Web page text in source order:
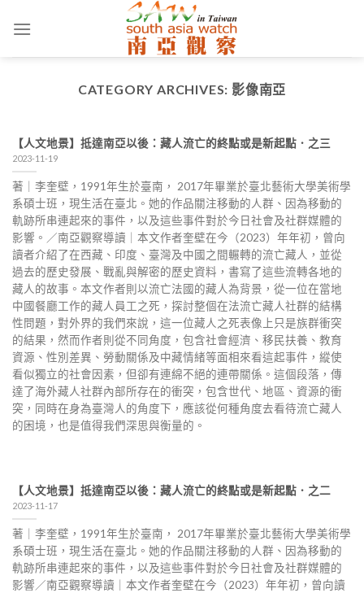
CATEGORY ARCHIVES: 影像南亞
【人文地景】抵達南亞以後：藏人流亡的終點或是新起點．之三
2023-11-19
著｜李奎壁，1991年生於臺南， 2017年畢業於臺北藝術大學美術學
系碩士班，現生活在臺北。她的作品關注移動的人群、因為移動的
軌跡所串連起來的事件，以及這些事件對於今日社會及社群媒體的
影響。／南亞觀察導讀｜本文作者奎壁在今（2023）年年初，曾向
讀者介紹了在西藏、印度、臺灣及中國之間輾轉的流亡藏人，並從
過去的歷史發展、戰亂與解密的歷史資料，書寫了這些流轉各地的
藏人的故事。本文作者則以流亡法國的藏人為背景，從一位在當地
中國餐廳工作的藏人員工之死，探討整個在法流亡藏人社群的結構
性問題，對外界的我們來說，這一位藏人之死表像上只是族群衝突
的結果，然而作者則從不同角度，包含社會經濟、移民扶養、教育
資源、性別差異、勞動關係及中藏情緒等面相來看這起事件，縱使
看似獨立的社會因素，但卻有連綿不絕的連帶關係。這個段落，傳
達了海外藏人社群內部所存在的衝突，包含世代、地區、資源的衝
突，同時在身為臺灣人的角度下，應該從何種角度去看待流亡藏人
的困境，也是值得我們深思與衡量的。
【人文地景】抵達南亞以後：藏人流亡的終點或是新起點．之二
2023-11-17
著｜李奎壁，1991年生於臺南， 2017年畢業於臺北藝術大學美術學
系碩士班，現生活在臺北。她的作品關注移動的人群、因為移動的
軌跡所串連起來的事件，以及這些事件對於今日社會及社群媒體的
影響／南亞觀察導讀｜本文作者奎壁在今（2023）年年初，曾向讀